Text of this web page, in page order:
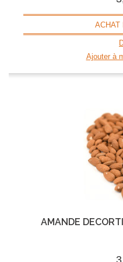
ACHAT
Ajouter à
AMANDE